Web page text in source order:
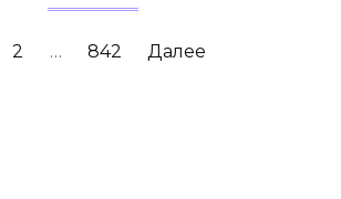
2 … 842 Далее